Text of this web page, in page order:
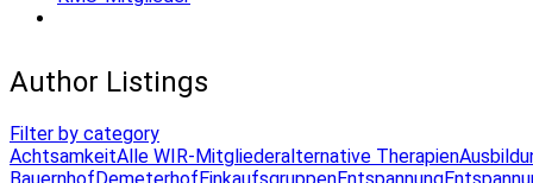
Author Listings
Filter by category
AchtsamkeitAlle WIR-Mitgliederalternative Therapien